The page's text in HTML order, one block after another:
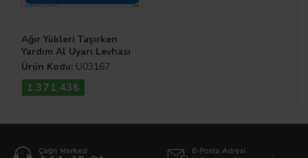
Ağır Yükleri Taşırken
Yardım Al Uyarı Levhası
Ürün Kodu: U03167
1.371,43₺